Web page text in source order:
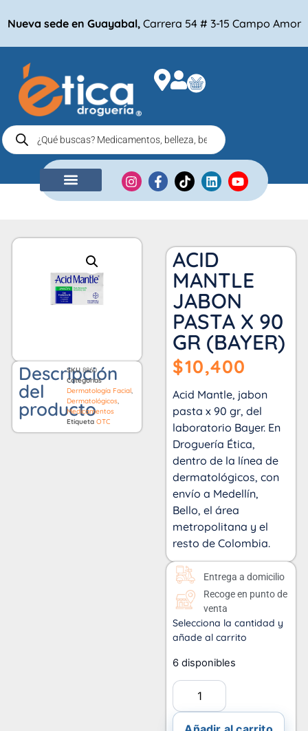
Nueva sede en Guayabal, Carrera 54 # 3-15 Campo Amor
Descripción
del
producto
SKU8860
Categorías
Dermatología Facial,
Dermatológicos,
Medicamentos
Etiqueta OTC
ACID
MANTLE
JABON
PASTA X 90
GR (BAYER)
$10,400
Acid Mantle, jabon
pasta x 90 gr, del
laboratorio Bayer. En
Droguería Ética,
dentro de la línea de
dermatológicos, con
envío a Medellín,
Bello, el área
metropolitana y el
resto de Colombia.
Entrega a domicilio
Recoge en punto de
venta
Selecciona la cantidad y
añade al carrito
6 disponibles